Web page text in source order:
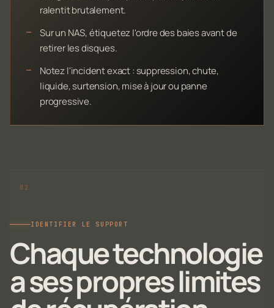
ralentit brutalement.
Sur un NAS, étiquetez l'ordre des baies avant de
retirer les disques.
Notez l'incident exact : suppression, chute,
liquide, surtension, mise à jour ou panne
progressive.
IDENTIFIER LE SUPPORT
Chaque technologie
a ses propres limites